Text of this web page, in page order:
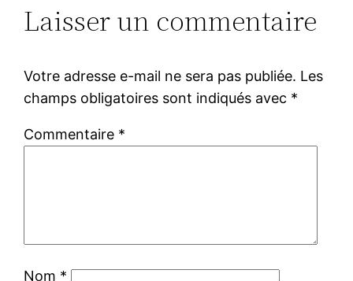
Laisser un commentaire
Votre adresse e-mail ne sera pas publiée. Les
champs obligatoires sont indiqués avec *
Commentaire *
Nom *